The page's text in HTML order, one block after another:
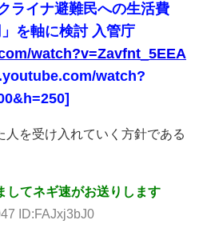
ライナ避難民への生活費
を軸に検討 入管庁
watch?v=Zavfnt_5EEA
watch?
人を受け入れていく方針である
してネギ速がお送りします
ID:FAJxj3bJ0